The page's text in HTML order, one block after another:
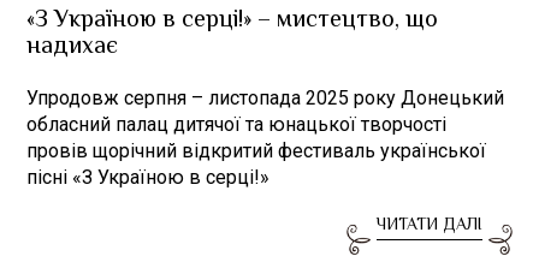
«З Україною в серці!» – мистецтво, що
надихає
Упродовж серпня – листопада 2025 року Донецький
обласний палац дитячої та юнацької творчості
провів щорічний відкритий фестиваль української
пісні «З Україною в серці!»
ЧИТАТИ ДАЛІ